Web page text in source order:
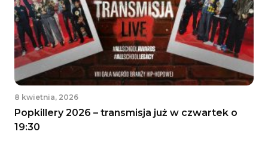
8 kwietnia, 2026
Popkillery 2026 – transmisja już w czwartek o
19:30